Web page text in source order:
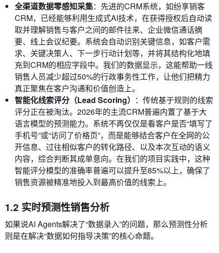
全渠道数据零感知采集：先进的CRM系统，如纷享销客
CRM，已经能够利用生成式AI技术，在获得授权后自动读
取并理解销售与客户之间的邮件往来、企业微信通话摘
要、线上会议纪要。系统会自动识别关键信息，如客户需
求、关键决策人、下一步行动计划等，并将其结构化地填
充到CRM的相应字段中。我们的数据显示，这能帮助一线
销售人员减少超过50%的行政事务性工作，让他们把精力
真正聚焦在客户沟通和价值创造上。
智能化线索评分（Lead Scoring） ：传统基于规则的线索
评分正在被淘汰。2026年的主流CRM普遍内置了基于大
语言模型的预测能力。系统不再仅仅是看客户是否“填写了
手机号”或“访问了价格页”，而是能够结合客户在全网的公
开信息、过往相似客户的转化路径、以及本次互动的语义
内容，综合判断其成单意向。在我们的项目实践中，这种
智能评分模型的准确率普遍可以提升至85%以上，确保了
销售资源被精准地投入到最高价值的线索上。
1.2 实时预测性销售分析
如果说AI Agents解决了“数据录入”的问题，那么预测性分析
则是在解决“数据如何指导决策”的核心命题。